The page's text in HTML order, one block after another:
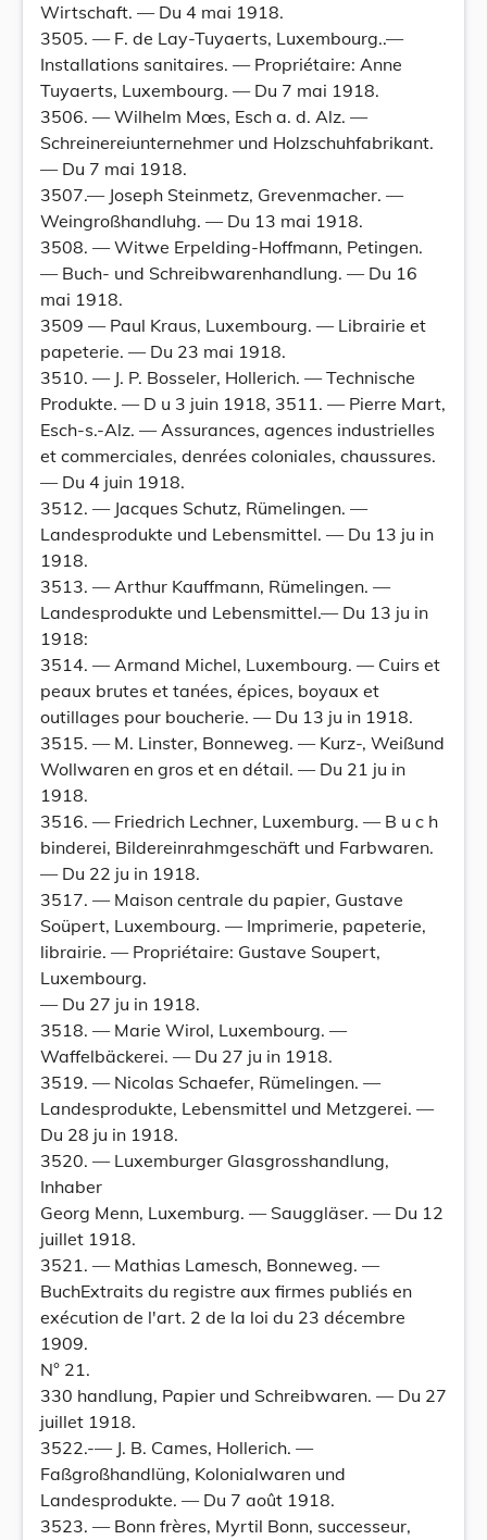
Wirtschaft. — Du 4 mai 1918.
3505. — F. de Lay-Tuyaerts, Luxembourg..—
Installations sanitaires. — Propriétaire: Anne
Tuyaerts, Luxembourg. — Du 7 mai 1918.
3506. — Wilhelm Mœs, Esch a. d. Alz. —
Schreinereiunternehmer und Holzschuhfabrikant.
— Du 7 mai 1918.
3507.— Joseph Steinmetz, Grevenmacher. —
Weingroßhandluhg. — Du 13 mai 1918.
3508. — Witwe Erpelding-Hoffmann, Petingen.
— Buch- und Schreibwarenhandlung. — Du 16
mai 1918.
3509 — Paul Kraus, Luxembourg. — Librairie et
papeterie. — Du 23 mai 1918.
3510. — J. P. Bosseler, Hollerich. — Technische
Produkte. — D u 3 juin 1918, 3511. — Pierre Mart,
Esch-s.-Alz. — Assurances, agences industrielles
et commerciales, denrées coloniales, chaussures.
— Du 4 juin 1918.
3512. — Jacques Schutz, Rümelingen. —
Landesprodukte und Lebensmittel. — Du 13 ju in
1918.
3513. — Arthur Kauffmann, Rümelingen. —
Landesprodukte und Lebensmittel.— Du 13 ju in
1918:
3514. — Armand Michel, Luxembourg. — Cuirs et
peaux brutes et tanées, épices, boyaux et
outillages pour boucherie. — Du 13 ju in 1918.
3515. — M. Linster, Bonneweg. — Kurz-, Weißund
Wollwaren en gros et en détail. — Du 21 ju in
1918.
3516. — Friedrich Lechner, Luxemburg. — B u c h
binderei, Bildereinrahmgeschäft und Farbwaren.
— Du 22 ju in 1918.
3517. — Maison centrale du papier, Gustave
Soüpert, Luxembourg. — Imprimerie, papeterie,
librairie. — Propriétaire: Gustave Soupert,
Luxembourg.
— Du 27 ju in 1918.
3518. — Marie Wirol, Luxembourg. —
Waffelbäckerei. — Du 27 ju in 1918.
3519. — Nicolas Schaefer, Rümelingen. —
Landesprodukte, Lebensmittel und Metzgerei. —
Du 28 ju in 1918.
3520. — Luxemburger Glasgrosshandlung,
Inhaber
Georg Menn, Luxemburg. — Sauggläser. — Du 12
juillet 1918.
3521. — Mathias Lamesch, Bonneweg. —
BuchExtraits du registre aux firmes publiés en
exécution de l'art. 2 de la loi du 23 décembre
1909.
N° 21.
330 handlung, Papier und Schreibwaren. — Du 27
juillet 1918.
3522.-— J. B. Cames, Hollerich. —
Faßgroßhandlüng, Kolonialwaren und
Landesprodukte. — Du 7 août 1918.
3523. — Bonn frères, Myrtil Bonn, successeur,